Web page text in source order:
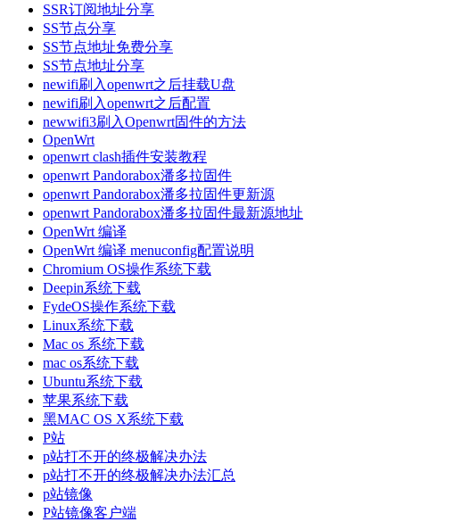
SSR订阅地址分享
SS节点分享
SS节点地址免费分享
SS节点地址分享
newifi刷入openwrt之后挂载U盘
newifi刷入openwrt之后配置
newwifi3刷入Openwrt固件的方法
OpenWrt
openwrt clash插件安装教程
openwrt Pandorabox潘多拉固件
openwrt Pandorabox潘多拉固件更新源
openwrt Pandorabox潘多拉固件最新源地址
OpenWrt 编译
OpenWrt 编译 menuconfig配置说明
Chromium OS操作系统下载
Deepin系统下载
FydeOS操作系统下载
Linux系统下载
Mac os 系统下载
mac os系统下载
Ubuntu系统下载
苹果系统下载
黑MAC OS X系统下载
P站
p站打不开的终极解决办法
p站打不开的终极解决办法汇总
p站镜像
P站镜像客户端